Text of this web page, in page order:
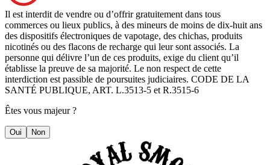
Il est interdit de vendre ou d’offrir gratuitement dans tous
commerces ou lieux publics, à des mineurs de moins de dix-huit ans
des dispositifs électroniques de vapotage, des chichas, produits
nicotinés ou des flacons de recharge qui leur sont associés. La
personne qui délivre l’un de ces produits, exige du client qu’il
établisse la preuve de sa majorité. Le non respect de cette
interdiction est passible de poursuites judiciaires. CODE DE LA
SANTÉ PUBLIQUE, ART. L.3513-5 et R.3515-6
Êtes vous majeur ?
Oui Non